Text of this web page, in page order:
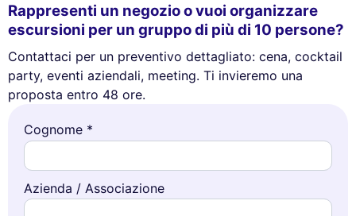
Rappresenti un negozio o vuoi organizzare
escursioni per un gruppo di più di 10 persone?
Contattaci per un preventivo dettagliato: cena, cocktail
party, eventi aziendali, meeting. Ti invieremo una
proposta entro 48 ore.
Cognome *
Azienda / Associazione